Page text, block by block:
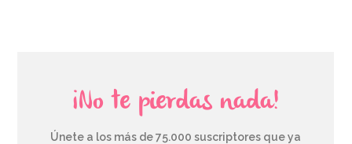
¡No te pierdas nada!
Únete a los más de 75.000 suscriptores que ya